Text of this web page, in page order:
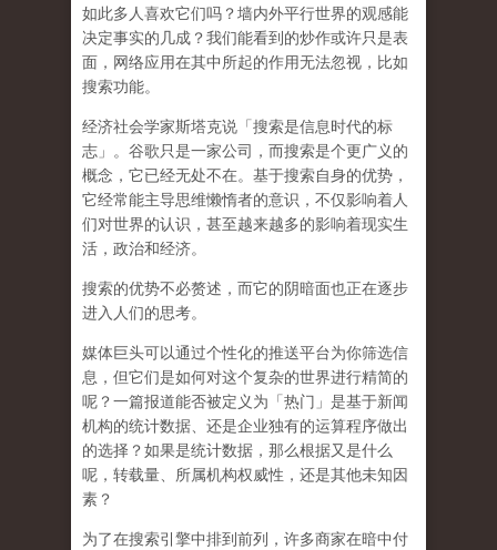
如此多人喜欢它们吗？墙内外平行世界的观感能
决定事实的几成？我们能看到的炒作或许只是表
面，网络应用在其中所起的作用无法忽视，比如
搜索功能。
经济社会学家斯塔克说「搜索是信息时代的标
志」。谷歌只是一家公司，而搜索是个更广义的
概念，它已经无处不在。基于搜索自身的优势，
它经常能主导思维懒惰者的意识，不仅影响着人
们对世界的认识， 甚至越来越多的影响着现实生
活，政治和经济。
搜索的优势不必赘述，而它的阴暗面也正在逐步
进入人们的思考。
媒体巨头可以通过个性化的推送平台为你筛选信
息，但它们是如何对这个复杂的世界进行精简的
呢？一篇报道能否被定义为「热门」是基于新闻
机构的统计数据、还是企业独有的运算程序做出
的选择？如果是统计数据，那么根据又是什么
呢，转载量、所属机构权威性，还是其他未知因
素？
为了在搜索引擎中排到前列，许多商家在暗中付